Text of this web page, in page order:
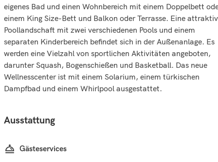
eigenes Bad und einen Wohnbereich mit einem Doppelbett
einem King Size-Bett und Balkon oder Terrasse. Eine
Poollandschaft mit zwei verschiedenen Pools und einem
separaten Kinderbereich befindet sich in der Außenanlage. Es
werden eine Vielzahl von sportlichen Aktivitäten angeboten,
darunter Squash, Bogenschießen und Basketball. Das neue
Wellnesscenter ist mit einem Solarium, einem türkischen
Dampfbad und einem Whirlpool ausgestattet.
Ausstattung
Gästeservices